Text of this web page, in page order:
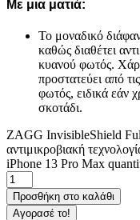
Με μια ματιά:
Το μοναδικό
καθώς διαθέτει
κυανού φωτός.
προστατεύει από
φωτός, ειδικά εάν
σκοτάδι.
ZAGG InvisibleShield
αντιμικροβιακή
iPhone 13 Pro Max
Προσθήκη στο καλάθι
Αγορασέ το!